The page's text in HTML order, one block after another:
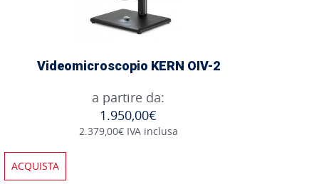
Videomicroscopio KERN OIV-2
a partire da:
1.950,00€
2.379,00€ IVA inclusa
ACQUISTA